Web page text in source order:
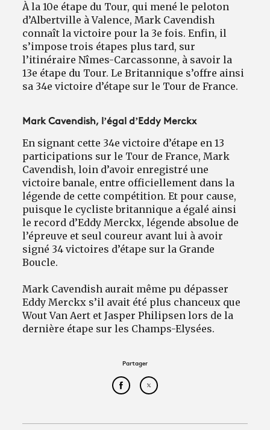
À la 10e étape du Tour, qui mené le peloton
d’Albertville à Valence, Mark Cavendish
connaît la victoire pour la 3e fois. Enfin, il
s’impose trois étapes plus tard, sur
l’itinéraire Nîmes-Carcassonne, à savoir la
13e étape du Tour. Le Britannique s’offre ainsi
sa 34e victoire d’étape sur le Tour de France.
Mark Cavendish, l’égal d’Eddy Merckx
En signant cette 34e victoire d’étape en 13
participations sur le Tour de France, Mark
Cavendish, loin d’avoir enregistré une
victoire banale, entre officiellement dans la
légende de cette compétition. Et pour cause,
puisque le cycliste britannique a égalé ainsi
le record d’Eddy Merckx, légende absolue de
l’épreuve et seul coureur avant lui à avoir
signé 34 victoires d’étape sur la Grande
Boucle.
Mark Cavendish aurait même pu dépasser
Eddy Merckx s’il avait été plus chanceux que
Wout Van Aert et Jasper Philipsen lors de la
dernière étape sur les Champs-Elysées.
Partager
Partager cet article sur
Partager cet article sur